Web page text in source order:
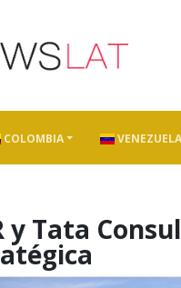
COLOMBIA VENEZUELA
y Tata